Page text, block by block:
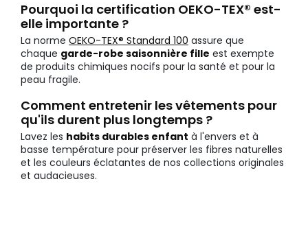
Pourquoi la certification OEKO-TEX® est-
elle importante ?
La norme OEKO-TEX® Standard 100 assure que
chaque garde-robe saisonnière fille est exempte
de produits chimiques nocifs pour la santé et pour la
peau fragile.
Comment entretenir les vêtements pour
qu'ils durent plus longtemps ?
Lavez les habits durables enfant à l'envers et à
basse température pour préserver les fibres naturelles
et les couleurs éclatantes de nos collections originales
et audacieuses.